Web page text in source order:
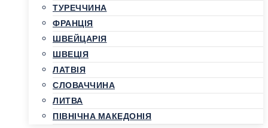
ТУРЕЧЧИНА
ФРАНЦІЯ
ШВЕЙЦАРІЯ
ШВЕЦІЯ
ЛАТВІЯ
СЛОВАЧЧИНА
ЛИТВА
ПІВНІЧНА МАКЕДОНІЯ